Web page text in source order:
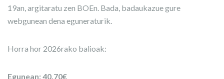
19an, argitaratu zen BOEn. Bada, badaukazue gure
webgunean dena eguneraturik.
Horra hor 2026rako balioak:
Egunean: 40,70€